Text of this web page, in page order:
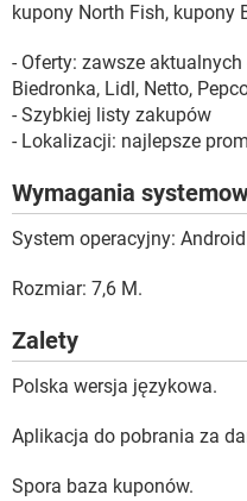
kupony North Fish, kupony
- Oferty: zawsze
Biedronka, Lidl, Netto,
- Szybkiej listy zakupów
- Lokalizacji: najlepsze
Wymagania
System operacyjny:
Rozmiar: 7,6 M.
Zalety
Polska wersja językowa.
Aplikacja do pobrania za
Spora baza kuponów.